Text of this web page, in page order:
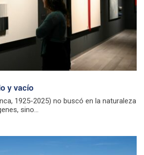
y vacío
1925-2025) no buscó en la naturaleza
sino...